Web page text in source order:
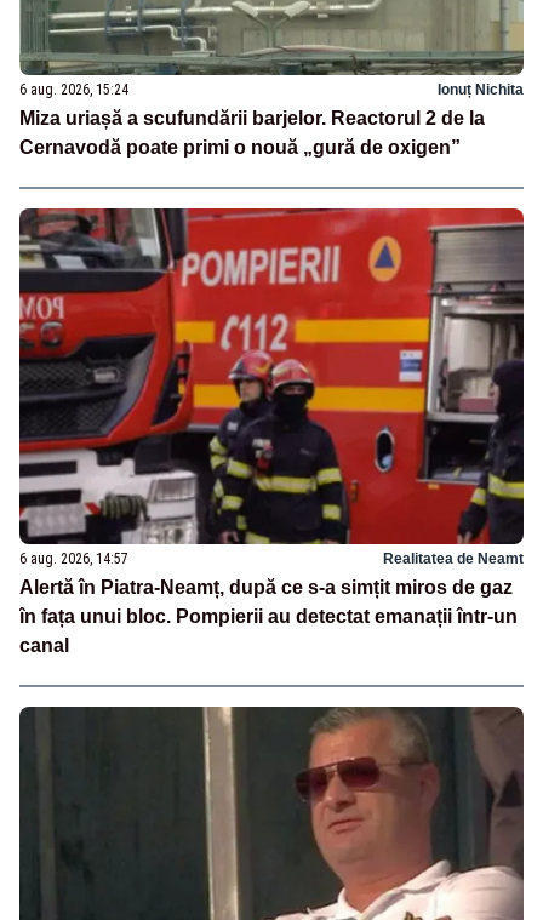
6 aug. 2026, 15:24 Ionuț Nichita
Miza uriașă a scufundării barjelor. Reactorul 2 de la
Cernavodă poate primi o nouă „gură de oxigen”
6 aug. 2026, 14:57 Realitatea de Neamt
Alertă în Piatra-Neamț, după ce s-a simțit miros de gaz
în fața unui bloc. Pompierii au detectat emanații într-un
canal